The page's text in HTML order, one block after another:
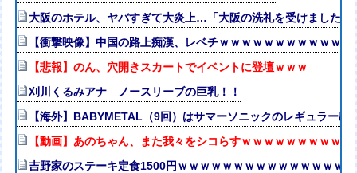
大阪のホテル、ヤバすぎて大炎上…「大阪の洗礼を受けました」
【衝撃映像】中国の路上痴漢、レベチｗｗｗｗｗｗｗｗｗｗｗ
【悲報】のん、穴開きスカートでイベントに登壇ｗｗｗ
刈川くるみアナ ノースリーブの巨乳！！
【海外】BABYMETAL（9回）はサマーソニックのレギュラー出
【動画】あのちゃん、また我々をシコらすｗｗｗｗｗｗｗｗｗ
吉野家のステーキ定食1500円ｗｗｗｗｗｗｗｗｗｗｗｗｗｗｗ